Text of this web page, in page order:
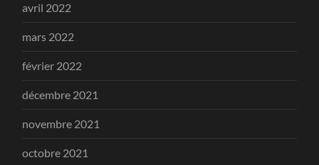
avril 2022
mars 2022
février 2022
décembre 2021
novembre 2021
octobre 2021